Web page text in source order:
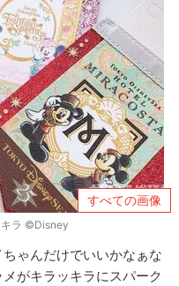
すべての画像
キラ ©Disney
ゃんだけでいいかなぁな
がキラッキラにスパーク